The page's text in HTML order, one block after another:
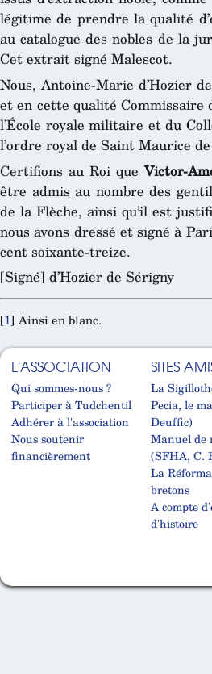
légitime de prendre la qualité
au catalogue des nobles de la
Cet extrait signé Malescot.
Nous, Antoine-Marie d’Hozier
et en cette qualité Commissaire
l’École royale militaire et du
l’ordre royal de Saint Maurice
Certifions au Roi queVictor-
être admis au nombre des
de la Flèche, ainsi qu’il est
nous avons dressé et signé à
cent soixante-treize.
[Signé] d’Hozier de Sérigny
[1] Ainsi en blanc.
L'ASSOCIATION
Qui sommes-nous ?
Participer à Tudchentil
Adhérer à l'association
Nous soutenir
financièrement
SITES
La
Pecia, le
Deuffic)
Manuel de
(SFHA, C.
La
bretons
A compte
d'histoire